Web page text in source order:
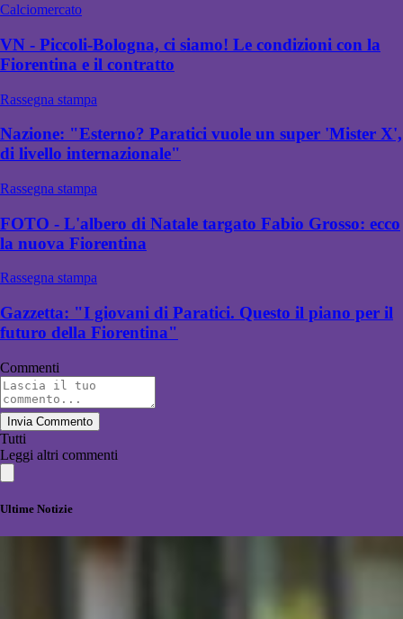
Calciomercato
VN - Piccoli-Bologna, ci siamo! Le condizioni con la
Fiorentina e il contratto
Rassegna stampa
Nazione: "Esterno? Paratici vuole un super 'Mister X',
di livello internazionale"
Rassegna stampa
FOTO - L'albero di Natale targato Fabio Grosso: ecco
la nuova Fiorentina
Rassegna stampa
Gazzetta: "I giovani di Paratici. Questo il piano per il
futuro della Fiorentina"
Commenti
Invia Commento
Tutti
Leggi altri commenti
Ultime Notizie